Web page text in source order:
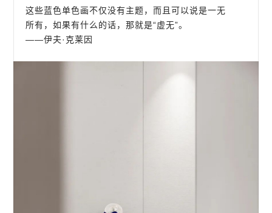
这些蓝色单色画不仅没有主题，而且可以说是一无
所有，如果有什么的话，那就是“虚无”。
——伊夫·克莱因